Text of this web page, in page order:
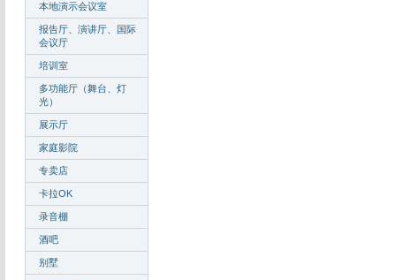
本地演示会议室
报告厅、演讲厅、国际
会议厅
培训室
多功能厅（舞台、灯
光）
展示厅
家庭影院
专卖店
卡拉OK
录音棚
酒吧
别墅